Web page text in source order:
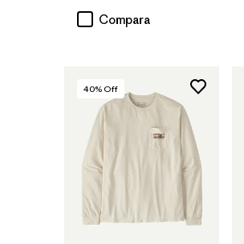
Compara
40% Off